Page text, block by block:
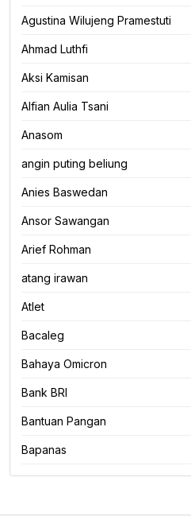
Agustina Wilujeng Pramestuti
Ahmad Luthfi
Aksi Kamisan
Alfian Aulia Tsani
Anasom
angin puting beliung
Anies Baswedan
Ansor Sawangan
Arief Rohman
atang irawan
Atlet
Bacaleg
Bahaya Omicron
Bank BRI
Bantuan Pangan
Bapanas